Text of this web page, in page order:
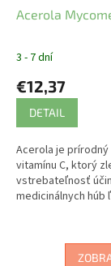
Acerola
3 - 7 dní
€12,37
DETAIL
Acerola je
vitamínu C, ktorý
vstrebateľnosť
medicinálnych húb